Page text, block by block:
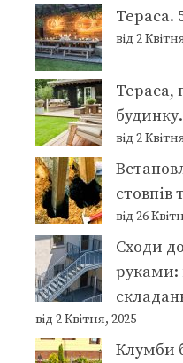
Тераса.
від 2
Тераса,
від 2
стовпів
від 26
Сходи
руками:
від 2 Квітня, 2025
Клумби